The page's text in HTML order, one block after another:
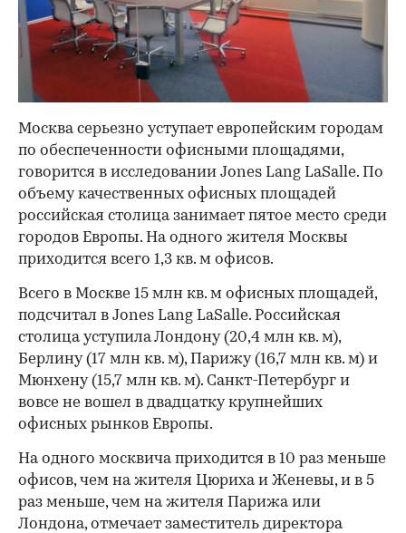
Москва серьезно уступает европейским городам
по обеспеченности офисными площадями,
говорится в исследовании Jones Lang LaSalle. По
объему качественных офисных площадей
российская столица занимает пятое место среди
городов Европы. На одного жителя Москвы
приходится всего 1,3 кв. м офисов.
Всего в Москве 15 млн кв. м офисных площадей,
подсчитал в Jones Lang LaSalle. Российская
столица уступила Лондону (20,4 млн кв. м),
Берлину (17 млн кв. м), Парижу (16,7 млн кв. м) и
Мюнхену (15,7 млн кв. м). Санкт-Петербург и
вовсе не вошел в двадцатку крупнейших
офисных рынков Европы.
На одного москвича приходится в 10 раз меньше
офисов, чем на жителя Цюриха и Женевы, и в 5
раз меньше, чем на жителя Парижа или
Лондона, отмечает заместитель директора